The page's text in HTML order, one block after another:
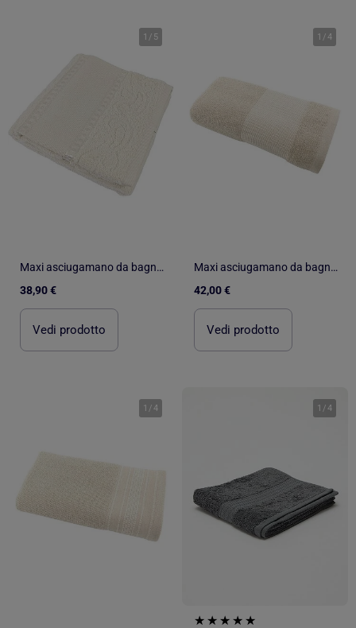
1 / 5
Maxi asciugamano da bagno da ricamare in spugna tela Aïda
38,90 €
Vedi prodotto
1 /4
Maxi asciugamano da bagno cotone lino spugna ALINE
42,00 €
Vedi prodotto
1 /4 1 /4